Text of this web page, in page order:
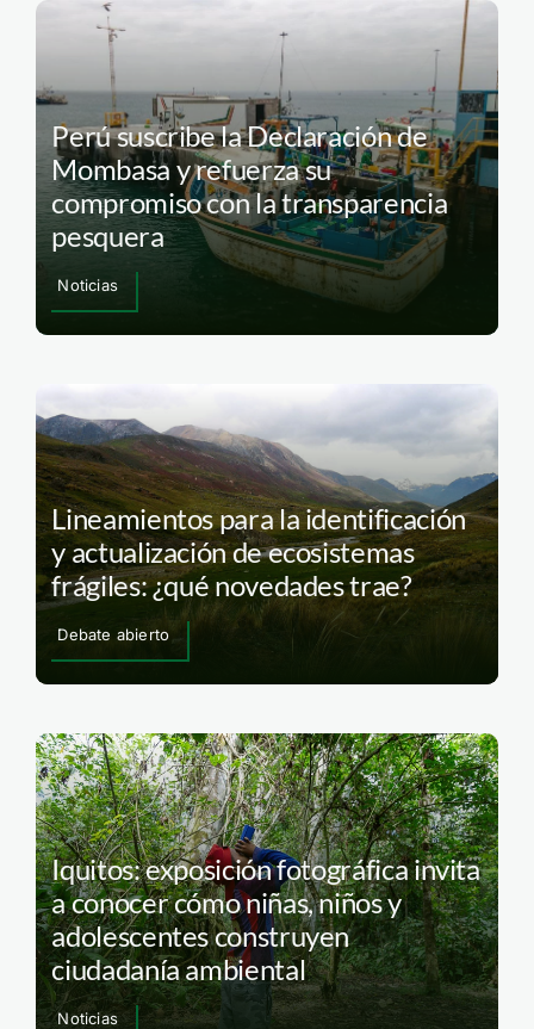
Perú suscribe la Declaración de
Mombasa y refuerza su
compromiso con la transparencia
pesquera
Noticias
Lineamientos para la identificación
y actualización de ecosistemas
frágiles: ¿qué novedades trae?
Debate abierto
Iquitos: exposición fotográfica invita
a conocer cómo niñas, niños y
adolescentes construyen
ciudadanía ambiental
Noticias